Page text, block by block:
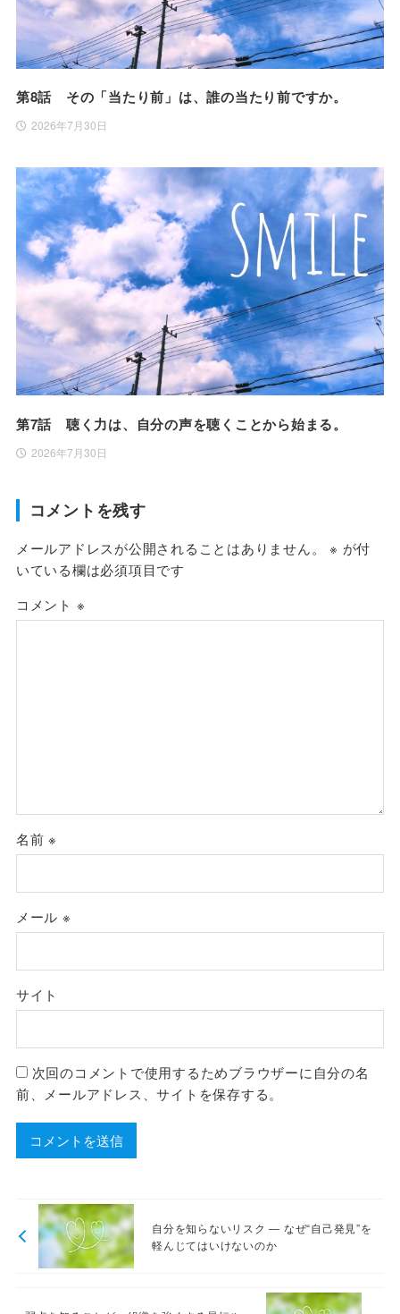
第8話 その「当たり前」は、誰の当たり前ですか。
2026年7月30日
第7話 聴く力は、自分の声を聴くことから始まる。
2026年7月30日
コメントを残す
メールアドレスが公開されることはありません。 ※ が付
いている欄は必須項目です
コメント ※
名前※
メール ※
サイト
次回のコメントで使用するためブラウザーに自分の名
前、メールアドレス、サイトを保存する。
自分を知らないリスク ― なぜ“自己発見”を
軽んじてはいけないのか